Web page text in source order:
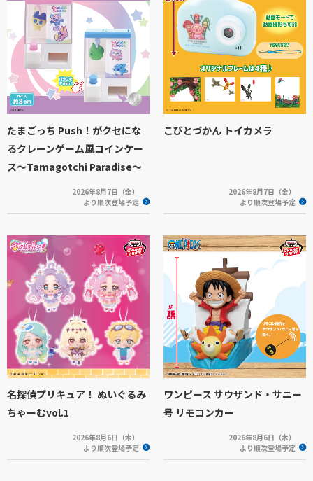
たまごっち Push！がクセにな
るクレーンゲーム風コインケー
ス～Tamagotchi Paradise～
2026年8月7日（金）
より順次登場予定
こびとづかん トイカメラ
2026年8月7日（金）
より順次登場予定
名探偵プリキュア！ ぬいぐるみ
ちゃーむvol.1
2026年8月6日（木）
より順次登場予定
ワンピース サウザンド・サニー
号 リモコンカー
2026年8月6日（木）
より順次登場予定